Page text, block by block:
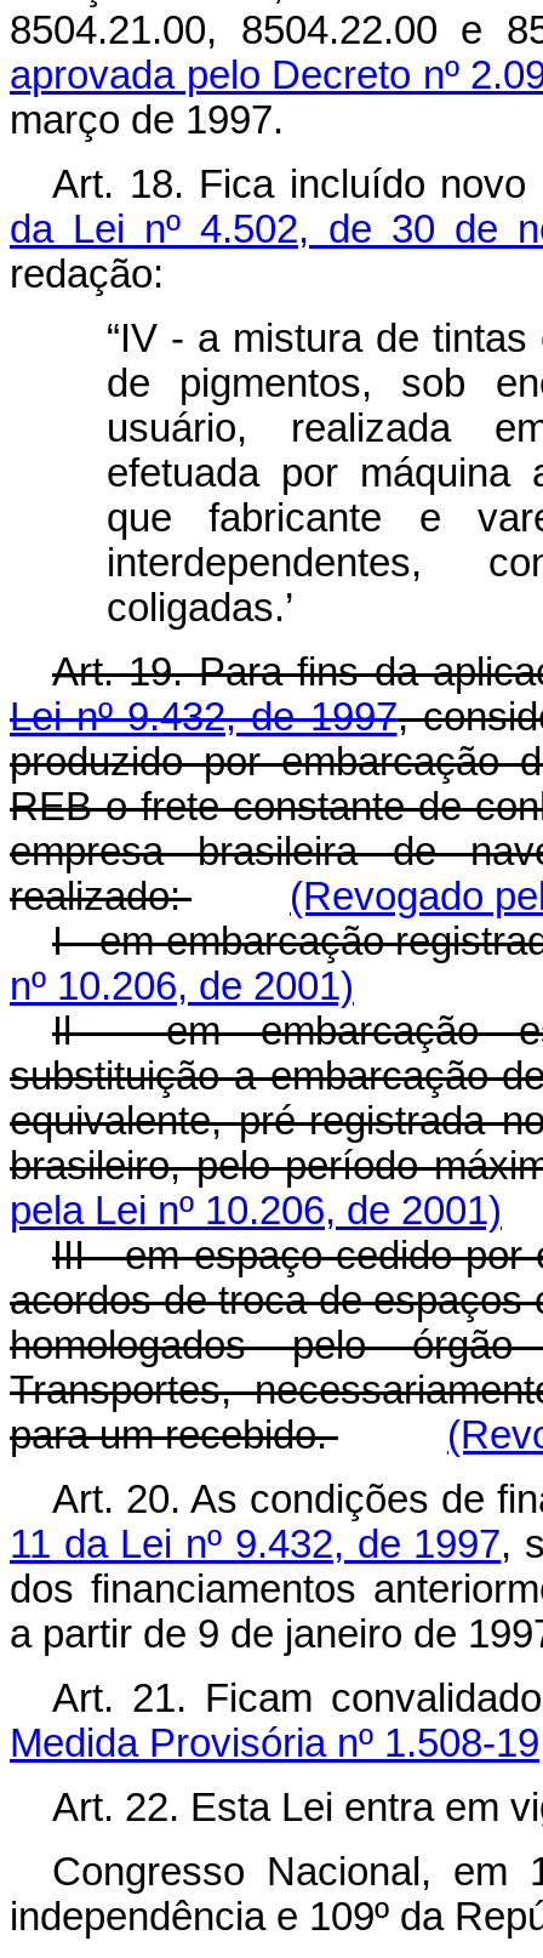
8504.21.00, 8504.22.00 e
aprovada pelo Decreto nº
março de 1997.
Art. 18. Fica incluído
da Lei nº 4.502, de 30 de
redação:
“IV - a mistura de
de pigmentos, sob
usuário, realizada
efetuada por máquina
que fabricante e
interdependentes,
coligadas.’
Art. 19. Para fins da
Lei nº 9.432, de 1997,
produzido por embarcação
REB o frete constante de
empresa brasileira de
realizado:
(Revogado
I - em embarcação
nº 10.206, de 2001)
Il - em embarcação
substituição a embarcação
equivalente, pré-registrada
brasileiro, pelo período
pela Lei nº 10.206, de 2001)
III - em espaço cedido por
acordos de troca de
homologados pelo
Transportes,
para um recebido.
Art. 20. As condições de
11 da Lei nº 9.432, de 1997,
dos financiamentos
a partir de 9 de janeiro de
Art. 21. Ficam
Medida Provisória nº 1.508-
Art. 22. Esta Lei entra em
Congresso Nacional, em
independência e 109º da